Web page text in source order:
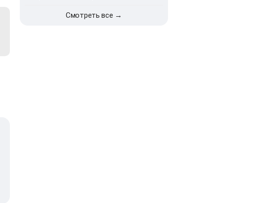
Смотреть все →